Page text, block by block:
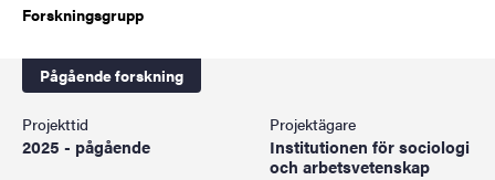
Forskningsgrupp
Pågående forskning
Projekttid
2025 - pågående
Projektägare
Institutionen för sociologi
och arbetsvetenskap